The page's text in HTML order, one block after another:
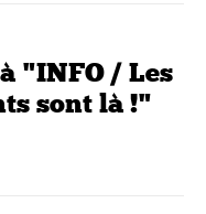
"INFO / Les
sont là !"